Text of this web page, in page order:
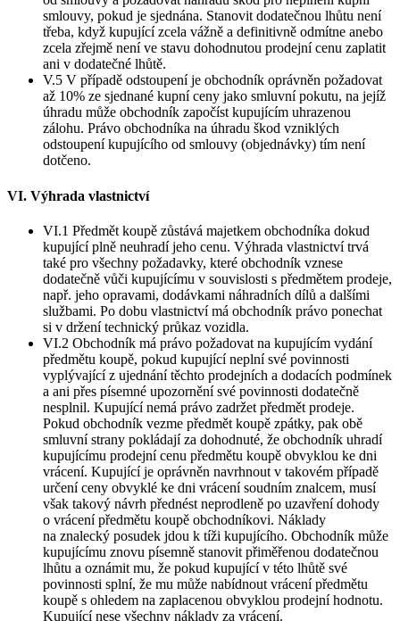
smlouvy, pokud je sjednána. Stanovit dodatečnou lhůtu není
třeba, když kupující zcela vážně a definitivně odmítne anebo
zcela zřejmě není ve stavu dohodnutou prodejní cenu zaplatit
ani v dodatečné lhůtě.
V.5 V případě odstoupení je obchodník oprávněn požadovat
až 10% ze sjednané kupní ceny jako smluvní pokutu, na jejíž
úhradu může obchodník započíst kupujícím uhrazenou
zálohu. Právo obchodníka na úhradu škod vzniklých
odstoupení kupujícího od smlouvy (objednávky) tím není
dotčeno.
VI. Výhrada vlastnictví
VI.1 Předmět koupě zůstává majetkem obchodníka dokud
kupující plně neuhradí jeho cenu. Výhrada vlastnictví trvá
také pro všechny požadavky, které obchodník vznese
dodatečně vůči kupujícímu v souvislosti s předmětem prodeje,
např. jeho opravami, dodávkami náhradních dílů a dalšími
službami. Po dobu vlastnictví má obchodník právo ponechat
si v držení technický průkaz vozidla.
VI.2 Obchodník má právo požadovat na kupujícím vydání
předmětu koupě, pokud kupující neplní své povinnosti
vyplývající z ujednání těchto prodejních a dodacích podmínek
a ani přes písemné upozornění své povinnosti dodatečně
nesplnil. Kupující nemá právo zadržet předmět prodeje.
Pokud obchodník vezme předmět koupě zpátky, pak obě
smluvní strany pokládají za dohodnuté, že obchodník uhradí
kupujícímu prodejní cenu předmětu koupě obvyklou ke dni
vrácení. Kupující je oprávněn navrhnout v takovém případě
určení ceny obvyklé ke dni vrácení soudním znalcem, musí
však takový návrh přednést neprodleně po uzavření dohody
o vrácení předmětu koupě obchodníkovi. Náklady
na znalecký posudek jdou k tíži kupujícího. Obchodník může
kupujícímu znovu písemně stanovit přiměřenou dodatečnou
lhůtu a oznámit mu, že pokud kupující v této lhůtě své
povinnosti splní, že mu může nabídnout vrácení předmětu
koupě s ohledem na zaplacenou obvyklou prodejní hodnotu.
Kupující nese všechny náklady za vrácení.